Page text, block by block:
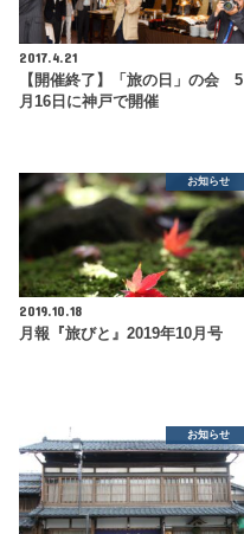
2017.4.21
【開催終了】「旅の日」の会 5
月16日に神戸で開催
お知らせ
2019.10.18
月報『旅びと』2019年10月号
お知らせ